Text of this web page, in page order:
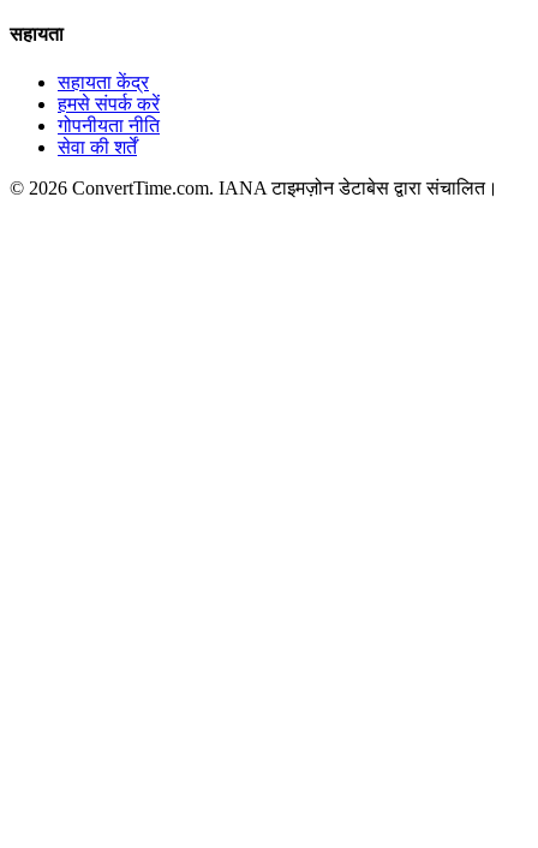
सहायता
सहायता केंद्र
हमसे संपर्क करें
गोपनीयता नीति
सेवा की शर्तें
© 2026 ConvertTime.com. IANA टाइमज़ोन डेटाबेस द्वारा संचालित।